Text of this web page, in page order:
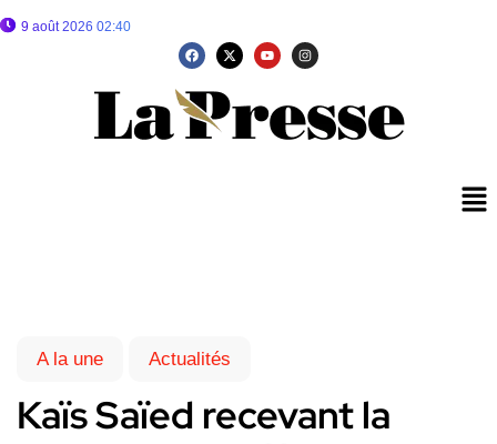
9 août 2026 02:40
A la une Actualités
Kaïs Saïed recevant la